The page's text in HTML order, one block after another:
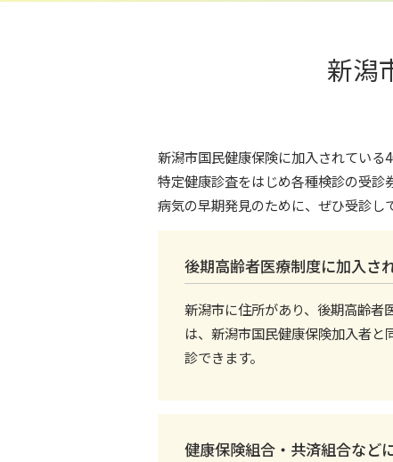
新潟
新潟市国民健康保険に加入されている
特定健康診査をはじめ各種検診の受診
病気の早期発見のために、ぜひ受診し
後期高齢者医療制度に加入さ
新潟市に住所があり、後期高齢者
は、新潟市国民健康保険加入者と
診できます。
健康保険組合・共済組合など